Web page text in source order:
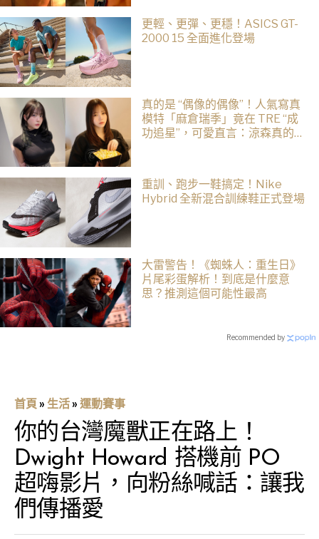
更輕、更彈、更穩！ASICS GT-
2000 15 全面進化登場
真的是 “偶像的偶像”！人氣寫真
模特「麻倉瑞季」竟在 TRE “成
功追星”，可愛直言：涼森真的太
重訓、跑步一鞋搞定！Nike
Hybrid 全新混合訓練鞋正式登場
大雷警告！《蜘蛛人：重生日》
片尾彩蛋解析！到底是什麼意
思？推測這個可能性最高
Recommended by
首頁 » 生活 » 運動賽事
你的台灣魔獸正在路上！
Dwight Howard 搭機前 PO
超嗨影片，向粉絲喊話：讓我
們傳播愛